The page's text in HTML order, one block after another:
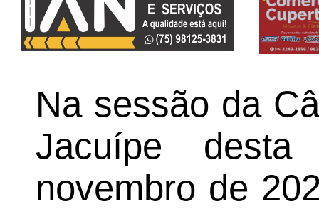
Na sessão da
Jacuípe
novembro de